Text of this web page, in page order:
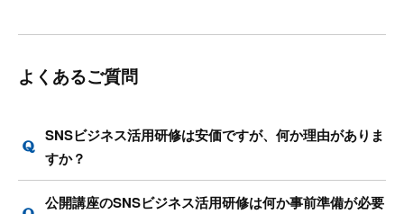
よくあるご質問
SNSビジネス活用研修は安価ですが、何か理由がありま
すか？
公開講座のSNSビジネス活用研修は何か事前準備が必要